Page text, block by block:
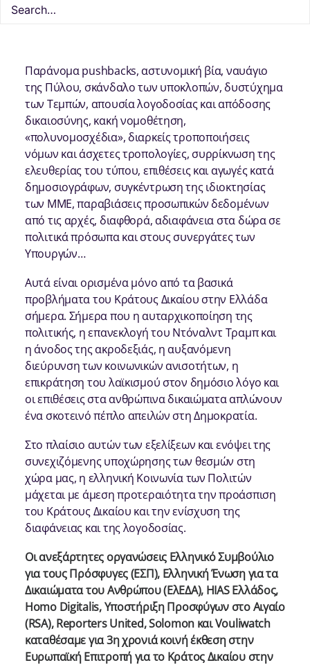
αναφορές
Παράνομα pushbacks, αστυνομική βία, ναυάγιο
της Πύλου, σκάνδαλο των υποκλοπών, δυστύχημα
των Τεμπών, απουσία λογοδοσίας και απόδοσης
δικαιοσύνης, κακή νομοθέτηση,
«πολυνομοσχέδια», διαρκείς τροποποιήσεις
νόμων και άσχετες τροπολογίες, συρρίκνωση της
ελευθερίας του τύπου, επιθέσεις και αγωγές κατά
δημοσιογράφων, συγκέντρωση της ιδιοκτησίας
των ΜΜΕ, παραβιάσεις προσωπικών δεδομένων
από τις αρχές, διαφθορά, αδιαφάνεια στα δώρα σε
πολιτικά πρόσωπα και στους συνεργάτες των
Υπουργών…
Αυτά είναι ορισμένα μόνο από τα βασικά
προβλήματα του Κράτους Δικαίου στην Ελλάδα
σήμερα. Σήμερα που η αυταρχικοποίηση της
πολιτικής, η επανεκλογή του Ντόναλντ Τραμπ και
η άνοδος της ακροδεξιάς, η αυξανόμενη
διεύρυνση των κοινωνικών ανισοτήτων, η
επικράτηση του λαϊκισμού στον δημόσιο λόγο και
οι επιθέσεις στα ανθρώπινα δικαιώματα απλώνουν
ένα σκοτεινό πέπλο απειλών στη Δημοκρατία.
Στο πλαίσιο αυτών των εξελίξεων και ενόψει της
συνεχιζόμενης υποχώρησης των θεσμών στη
χώρα μας, η ελληνική Κοινωνία των Πολιτών
μάχεται με άμεση προτεραιότητα την προάσπιση
του Κράτους Δικαίου και την ενίσχυση της
διαφάνειας και της λογοδοσίας.
Οι ανεξάρτητες οργανώσεις Ελληνικό Συμβούλιο
για τους Πρόσφυγες (ΕΣΠ), Ελληνική Ένωση για τα
Δικαιώματα του Ανθρώπου (ΕλΕΔΑ), HIAS Ελλάδος,
Homo Digitalis, Υποστήριξη Προσφύγων στο Αιγαίο
(RSA), Reporters United, Solomon και Vouliwatch
καταθέσαμε για 3η χρονιά κοινή έκθεση στην
Ευρωπαϊκή Επιτροπή για το Κράτος Δικαίου στην